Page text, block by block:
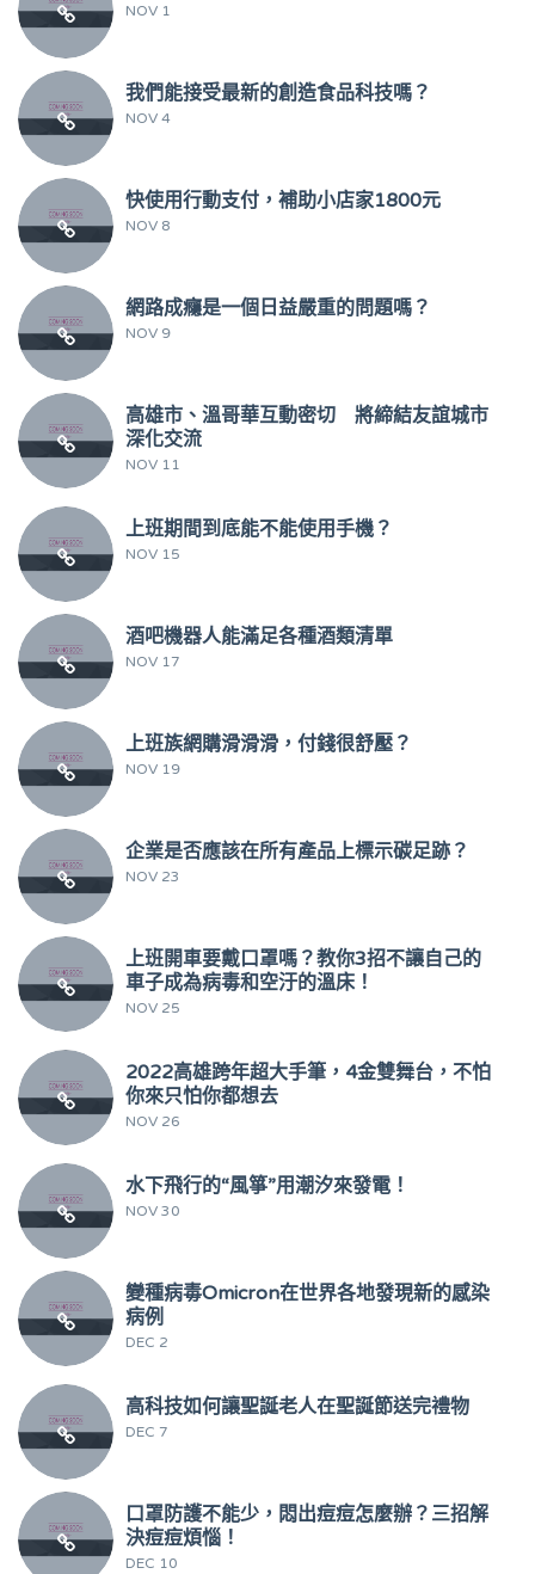
NOV 1
我們能接受最新的創造食品科技嗎？
NOV 4
快使用行動支付，補助小店家1800元
NOV 8
網路成癮是一個日益嚴重的問題嗎？
NOV 9
高雄市、溫哥華互動密切 將締結友誼城市
深化交流
NOV 11
上班期間到底能不能使用手機？
NOV 15
酒吧機器人能滿足各種酒類清單
NOV 17
上班族網購滑滑滑，付錢很舒壓？
NOV 19
企業是否應該在所有產品上標示碳足跡？
NOV 23
上班開車要戴口罩嗎？教你3招不讓自己的
車子成為病毒和空汙的溫床！
NOV 25
2022高雄跨年超大手筆，4金雙舞台，不怕
你來只怕你都想去
NOV 26
水下飛行的“風箏”用潮汐來發電！
NOV 30
變種病毒Omicron在世界各地發現新的感染
病例
DEC 2
高科技如何讓聖誕老人在聖誕節送完禮物
DEC 7
口罩防護不能少，悶出痘痘怎麼辦？三招解
決痘痘煩惱！
DEC 10